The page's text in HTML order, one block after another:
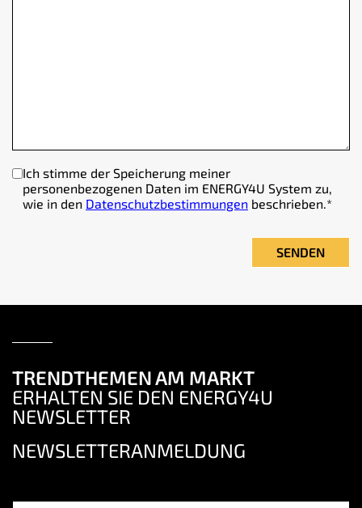
Ich stimme der Speicherung meiner
personenbezogenen Daten im ENERGY4U System zu,
wie in den Datenschutzbestimmungen beschrieben. *
TRENDTHEMEN AM MARKT
ERHALTEN SIE DEN ENERGY4U
NEWSLETTER
NEWSLETTERANMELDUNG